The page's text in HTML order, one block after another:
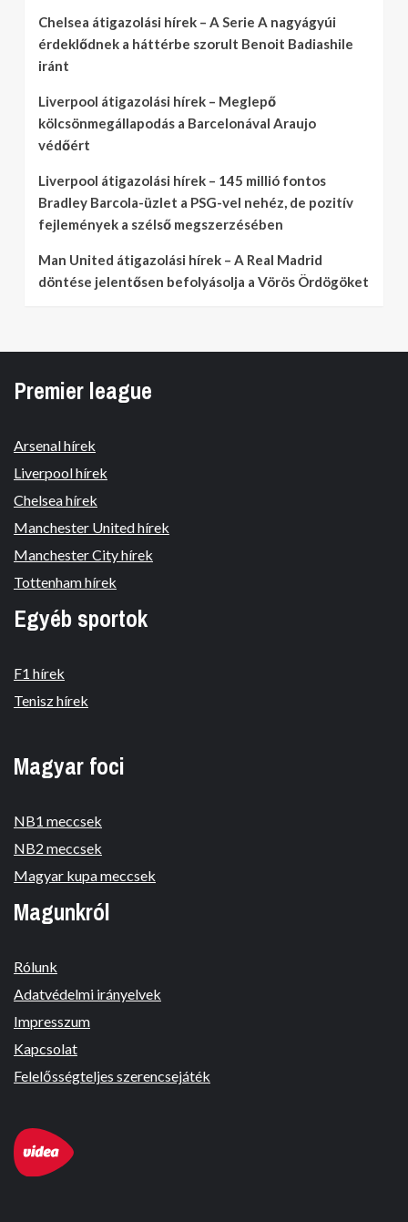
Chelsea átigazolási hírek – A Serie A nagyágyúi
érdeklődnek a háttérbe szorult Benoit Badiashile
iránt
Liverpool átigazolási hírek – Meglepő
kölcsönmegállapodás a Barcelonával Araujo
védőért
Liverpool átigazolási hírek – 145 millió fontos
Bradley Barcola-üzlet a PSG-vel nehéz, de pozitív
fejlemények a szélső megszerzésében
Man United átigazolási hírek – A Real Madrid
döntése jelentősen befolyásolja a Vörös Ördögöket
Premier league
Arsenal hírek
Liverpool hírek
Chelsea hírek
Manchester United hírek
Manchester City hírek
Tottenham hírek
Egyéb sportok
F1 hírek
Tenisz hírek
Magyar foci
NB1 meccsek
NB2 meccsek
Magyar kupa meccsek
Magunkról
Rólunk
Adatvédelmi irányelvek
Impresszum
Kapcsolat
Felelősségteljes szerencsejáték